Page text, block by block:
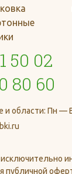
50 02
80 60
и области: Пн —
исключительно
публичной